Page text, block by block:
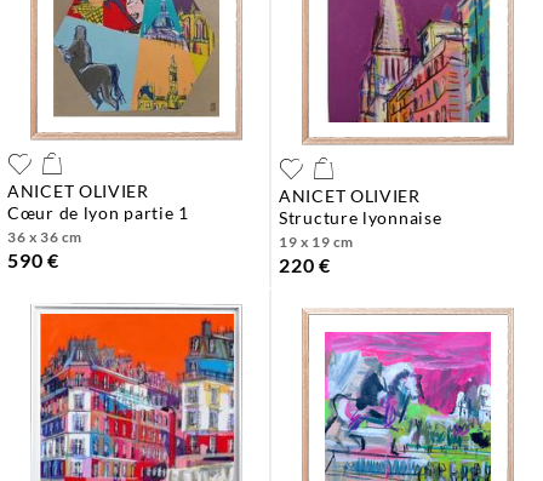
ANICET OLIVIER
cœur de lyon partie 1
36 x 36 cm
590 €
ANICET OLIVIER
structure lyonnaise
19 x 19 cm
220 €